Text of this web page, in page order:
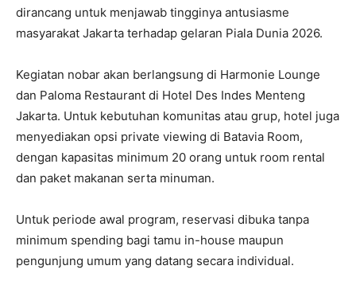
dirancang untuk menjawab tingginya antusiasme
masyarakat Jakarta terhadap gelaran Piala Dunia 2026.
Kegiatan nobar akan berlangsung di Harmonie Lounge
dan Paloma Restaurant di Hotel Des Indes Menteng
Jakarta. Untuk kebutuhan komunitas atau grup, hotel juga
menyediakan opsi private viewing di Batavia Room,
dengan kapasitas minimum 20 orang untuk room rental
dan paket makanan serta minuman.
Untuk periode awal program, reservasi dibuka tanpa
minimum spending bagi tamu in-house maupun
pengunjung umum yang datang secara individual.